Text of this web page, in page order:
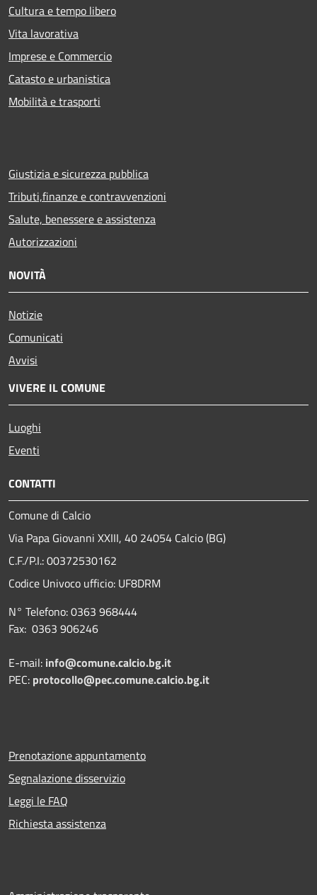
Cultura e tempo libero
Vita lavorativa
Imprese e Commercio
Catasto e urbanistica
Mobilità e trasporti
Giustizia e sicurezza pubblica
Tributi,finanze e contravvenzioni
Salute, benessere e assistenza
Autorizzazioni
NOVITÀ
Notizie
Comunicati
Avvisi
VIVERE IL COMUNE
Luoghi
Eventi
CONTATTI
Comune di Calcio
Via Papa Giovanni XXIII, 40 24054 Calcio (BG)
C.F./P.I.: 00372530162
Codice Univoco ufficio: UF8DRM
N° Telefono: 0363 968444
Fax: 0363 906246
E-mail: info@comune.calcio.bg.it
PEC: protocollo@pec.comune.calcio.bg.it
Prenotazione appuntamento
Segnalazione disservizio
Leggi le FAQ
Richiesta assistenza